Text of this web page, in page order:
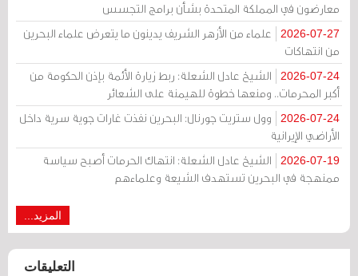
معارضون في المملكة المتحدة بشأن برامج التجسس
2026-07-27
علماء من الأزهر الشريف يدينون ما يتعرض علماء البحرين
من انتهاكات
2026-07-24
الشيخ عادل الشعلة: ربط زيارة الأئمة بإذن الحكومة من
أكبر المحرمات.. ومنعها خطوة للهيمنة على الشعائر
2026-07-24
وول ستريت جورنال: البحرين نفذت غارات جوية سرية داخل
الأراضي الإيرانية
2026-07-19
الشيخ عادل الشعلة: انتهاك الحرمات أصبح سياسة
ممنهجة في البحرين تستهدف الشيعة وعلماءهم
المزيد...
التعليقات